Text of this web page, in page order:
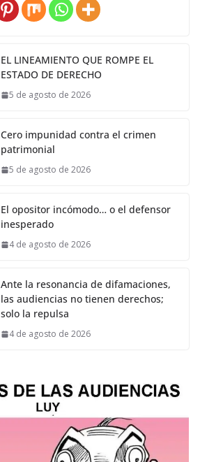
EL LINEAMIENTO QUE ROMPE EL
ESTADO DE DERECHO
5 de agosto de 2026
Cero impunidad contra el crimen
patrimonial
5 de agosto de 2026
El opositor incómodo… o el defensor
inesperado
4 de agosto de 2026
Ante la resonancia de difamaciones,
las audiencias no tienen derechos;
solo la repulsa
4 de agosto de 2026